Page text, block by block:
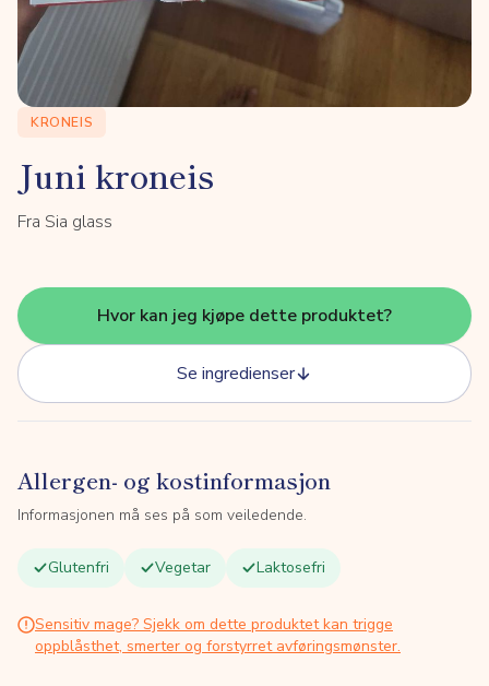
KRONEIS
Juni kroneis
Fra Sia glass
Hvor kan jeg kjøpe dette produktet?
Se ingredienser
Allergen- og kostinformasjon
Informasjonen må ses på som veiledende.
Glutenfri Vegetar Laktosefri
Sensitiv mage? Sjekk om dette produktet kan trigge
oppblåsthet, smerter og forstyrret avføringsmønster.